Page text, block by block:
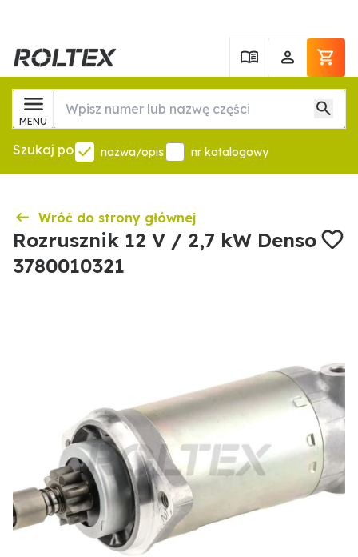
MENU
Szukaj po nazwa/opis nr katalogowy
Wróć do strony głównej
Rozrusznik 12 V / 2,7 kW Denso
3780010321